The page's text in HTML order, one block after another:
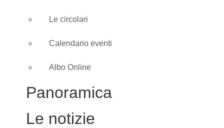
Le circolari
Calendario eventi
Albo Online
Panoramica
Le notizie